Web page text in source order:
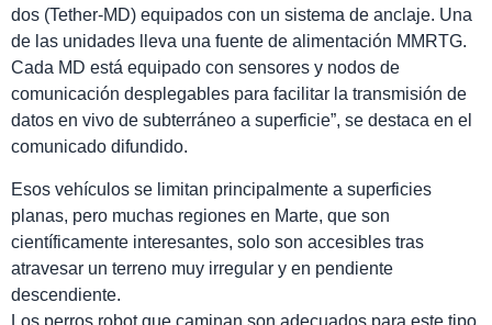
dos (Tether-MD) equipados con un sistema de anclaje. Una
de las unidades lleva una fuente de alimentación MMRTG.
Cada MD está equipado con sensores y nodos de
comunicación desplegables para facilitar la transmisión de
datos en vivo de subterráneo a superficie”, se destaca en el
comunicado difundido.
Esos vehículos se limitan principalmente a superficies
planas, pero muchas regiones en Marte, que son
científicamente interesantes, solo son accesibles tras
atravesar un terreno muy irregular y en pendiente
descendiente.
Los perros robot que caminan son adecuados para este tipo